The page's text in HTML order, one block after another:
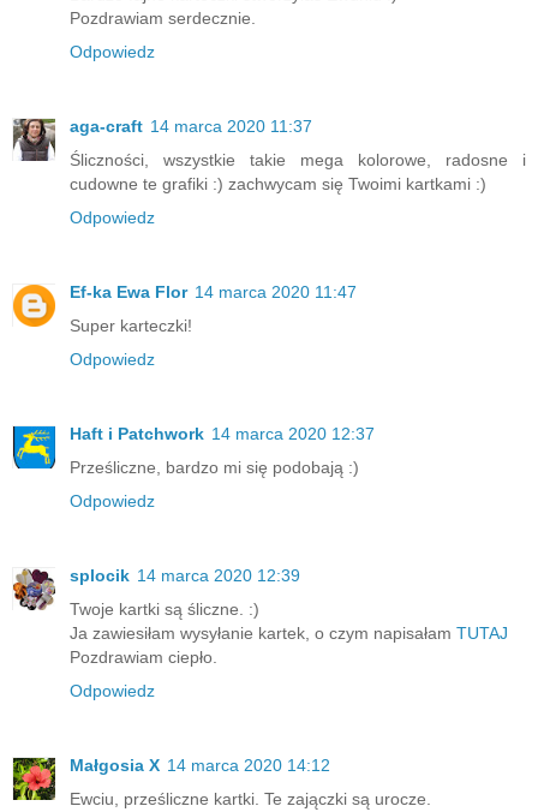
Pozdrawiam serdecznie.
Odpowiedz
aga-craft 14 marca 2020 11:37
Śliczności, wszystkie takie mega kolorowe, radosne i
cudowne te grafiki :) zachwycam się Twoimi kartkami :)
Odpowiedz
Ef-ka Ewa Flor 14 marca 2020 11:47
Super karteczki!
Odpowiedz
Haft i Patchwork 14 marca 2020 12:37
Prześliczne, bardzo mi się podobają :)
Odpowiedz
splocik 14 marca 2020 12:39
Twoje kartki są śliczne. :)
Ja zawiesiłam wysyłanie kartek, o czym napisałam TUTAJ
Pozdrawiam ciepło.
Odpowiedz
Małgosia X 14 marca 2020 14:12
Ewciu, prześliczne kartki. Te zajączki są urocze.